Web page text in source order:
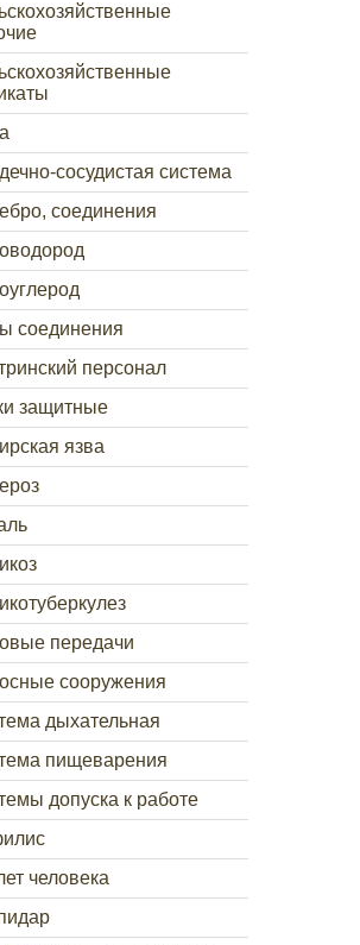
сосудистая система
соединения
соединения
персонал
защитные
язва
передачи
сооружения
дыхательная
пищеварения
допуска к работе
человека